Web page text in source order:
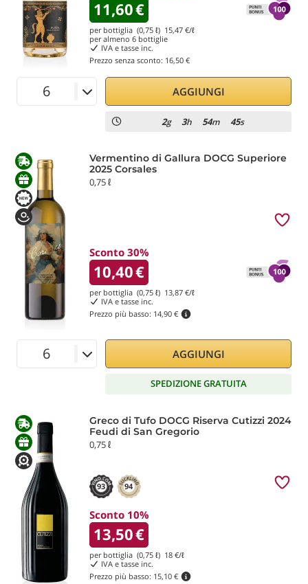
11,60€
per bottiglia (0,75 ℓ) 15,47 €/ℓ
per almeno 6 bottiglie
IVA e tasse inc.
Prezzo senza sconto: 16,50 €
AGGIUNGI
2g 3h 54m 44s
Vermentino di Gallura DOCG Superiore
2025 Corsales
0,75 ℓ
Sconto 30%
10,40€
per bottiglia (0,75 ℓ) 13,87 €/ℓ
IVA e tasse inc.
Prezzo più basso: 14,90 €
AGGIUNGI
SPEDIZIONE GRATUITA
Greco di Tufo DOCG Riserva Cutizzi 2024
Feudi di San Gregorio
0,75 ℓ
93 94
Sconto 10%
13,50€
per bottiglia (0,75 ℓ) 18 €/ℓ
IVA e tasse inc.
Prezzo più basso: 15,10 €